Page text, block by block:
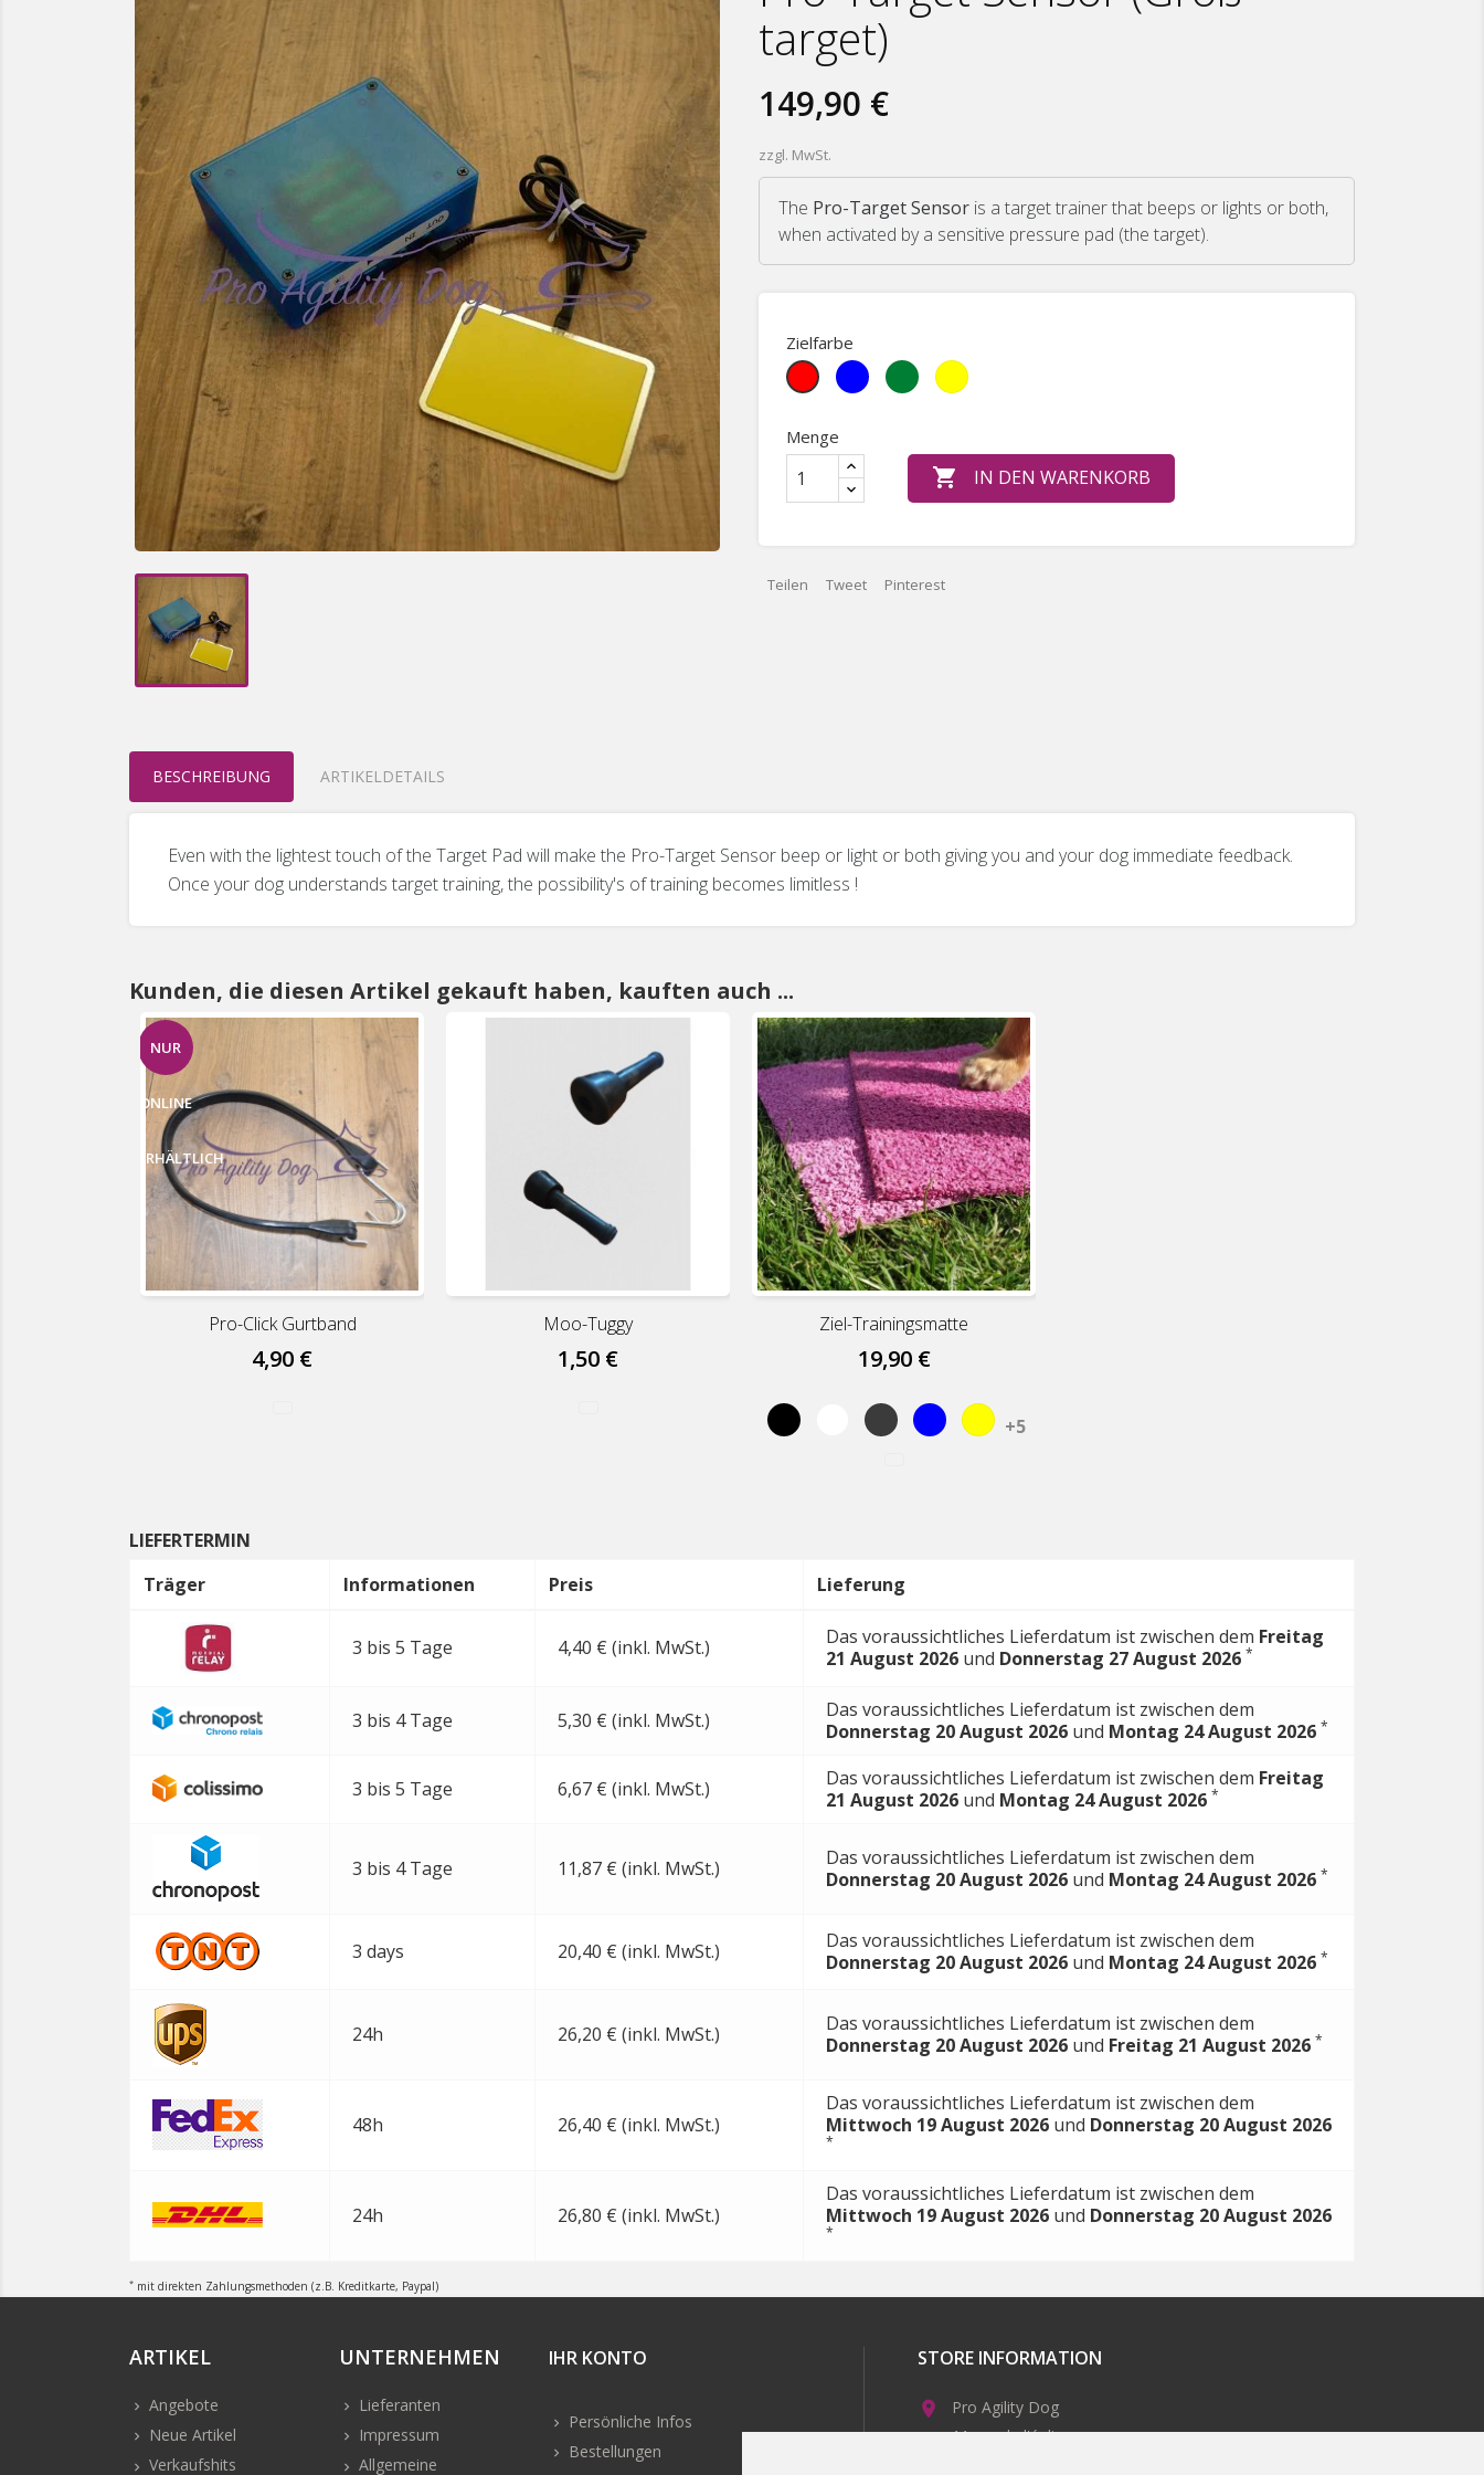
target)
149,90 €
zzgl. MwSt.
The Pro-Target Sensor is a target trainer that beeps or lights or both,
when activated by a sensitive pressure pad (the target).
Zielfarbe
Red
Blue Green Gelb
Menge
 IN DEN WARENKORB
Teilen Tweet Pinterest
BESCHREIBUNG ARTIKELDETAILS
Even with the lightest touch of the Target Pad will make the Pro-Target Sensor beep or light or both giving you and your dog immediate feedback.
Once your dog understands target training, the possibility's of training becomes limitless !
Kunden, die diesen Artikel gekauft haben, kauften auch ...
NUR
ONLINE
ERHÄLTLICH
Pro-Click Gurtband
4,90 €
Moo-Tuggy
1,50 €
Ziel-Trainingsmatte
19,90 €
Black White Grey Blue Yellow
+5
LIEFERTERMIN
Träger
Informationen Preis Lieferung
3 bis 5 Tage 4,40 € (inkl. MwSt.) Das voraussichtliches Lieferdatum ist zwischen dem Freitag
21 August 2026 und Donnerstag 27 August 2026 *
3 bis 4 Tage 5,30 € (inkl. MwSt.)
Das voraussichtliches Lieferdatum ist zwischen dem
Donnerstag 20 August 2026 und Montag 24 August 2026 *
3 bis 5 Tage 6,67 € (inkl. MwSt.) Das voraussichtliches Lieferdatum ist zwischen dem Freitag
21 August 2026 und Montag 24 August 2026 *
3 bis 4 Tage 11,87 € (inkl. MwSt.)
Das voraussichtliches Lieferdatum ist zwischen dem
Donnerstag 20 August 2026 und Montag 24 August 2026 *
3 days 20,40 € (inkl. MwSt.)
Das voraussichtliches Lieferdatum ist zwischen dem
Donnerstag 20 August 2026 und Montag 24 August 2026 *
24h 26,20 € (inkl. MwSt.)
Das voraussichtliches Lieferdatum ist zwischen dem
Donnerstag 20 August 2026 und Freitag 21 August 2026 *
48h 26,40 € (inkl. MwSt.)
Das voraussichtliches Lieferdatum ist zwischen dem
Mittwoch 19 August 2026 und Donnerstag 20 August 2026
*
24h 26,80 € (inkl. MwSt.)
Das voraussichtliches Lieferdatum ist zwischen dem
Mittwoch 19 August 2026 und Donnerstag 20 August 2026
*
* mit direkten Zahlungsmethoden (z.B. Kreditkarte, Paypal)
ARTIKEL
Angebote
Neue Artikel
Verkaufshits
UNTERNEHMEN
Lieferanten
Impressum
Allgemeine
IHR KONTO
Persönliche Infos
Bestellungen
STORE INFORMATION

Pro Agility Dog
11 rue de l'église